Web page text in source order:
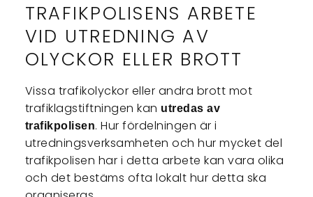
TRAFIKPOLISENS ARBETE
VID UTREDNING AV
OLYCKOR ELLER BROTT
Vissa trafikolyckor eller andra brott mot
trafiklagstiftningen kan utredas av
trafikpolisen. Hur fördelningen är i
utredningsverksamheten och hur mycket del
trafikpolisen har i detta arbete kan vara olika
och det bestäms ofta lokalt hur detta ska